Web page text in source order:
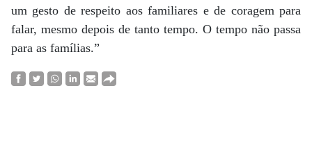
um gesto de respeito aos familiares e de coragem para
falar, mesmo depois de tanto tempo. O tempo não passa
para as famílias.”